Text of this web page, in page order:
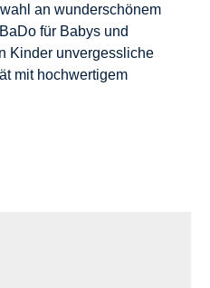
an wunderschönem
für Babys und
Kinder unvergessliche
mit hochwertigem